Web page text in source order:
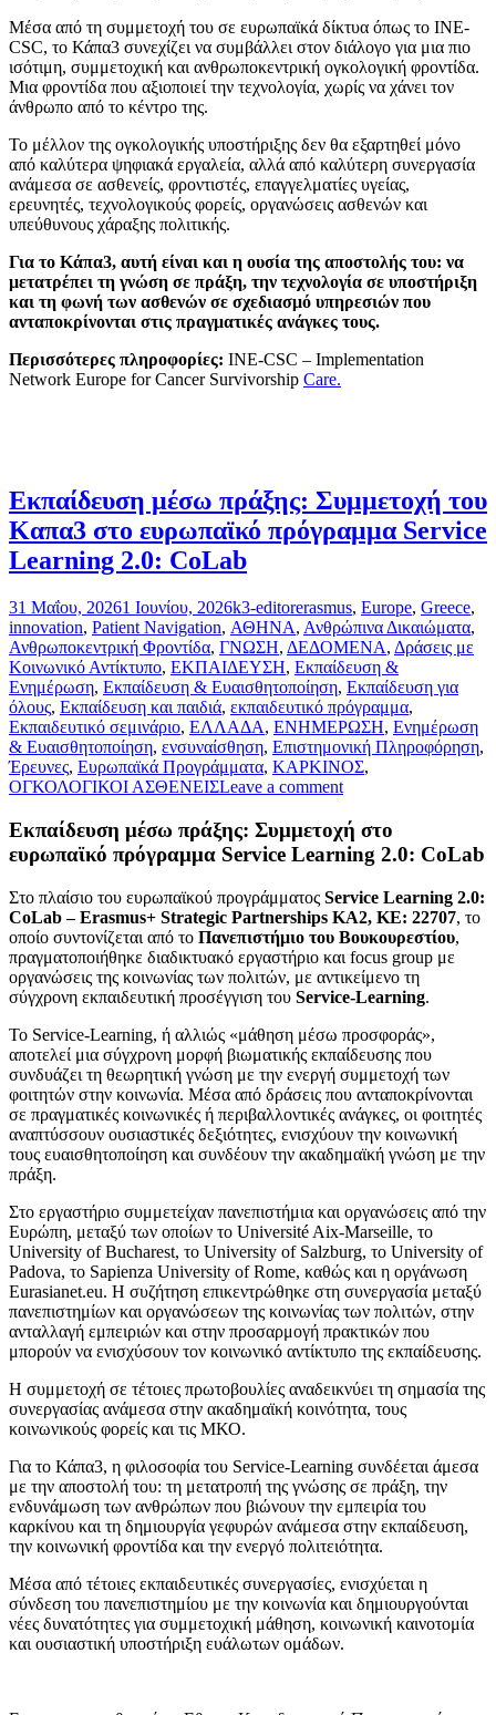
Μέσα από τη συμμετοχή του σε ευρωπαϊκά δίκτυα όπως το INE-
CSC, το Κάπα3 συνεχίζει να συμβάλλει στον διάλογο για μια πιο
ισότιμη, συμμετοχική και ανθρωποκεντρική ογκολογική φροντίδα.
Μια φροντίδα που αξιοποιεί την τεχνολογία, χωρίς να χάνει τον
άνθρωπο από το κέντρο της.
Το μέλλον της ογκολογικής υποστήριξης δεν θα εξαρτηθεί μόνο
από καλύτερα ψηφιακά εργαλεία, αλλά από καλύτερη συνεργασία
ανάμεσα σε ασθενείς, φροντιστές, επαγγελματίες υγείας,
ερευνητές, τεχνολογικούς φορείς, οργανώσεις ασθενών και
υπεύθυνους χάραξης πολιτικής.
Για το Κάπα3, αυτή είναι και η ουσία της αποστολής του: να
μετατρέπει τη γνώση σε πράξη, την τεχνολογία σε υποστήριξη
και τη φωνή των ασθενών σε σχεδιασμό υπηρεσιών που
ανταποκρίνονται στις πραγματικές ανάγκες τους.
Περισσότερες πληροφορίες: INE-CSC – Implementation
Network Europe for Cancer Survivorship Care.
Εκπαίδευση μέσω πράξης: Συμμετοχή του
Καπα3 στο ευρωπαϊκό πρόγραμμα Service
Learning 2.0: CoLab
31 Μαΐου, 20261 Ιουνίου, 2026k3-editorerasmus, Europe, Greece,
innovation, Patient Navigation, ΑΘΗΝΑ, Ανθρώπινα Δικαιώματα,
Ανθρωποκεντρική Φροντίδα, ΓΝΩΣΗ, ΔΕΔΟΜΕΝΑ, Δράσεις με
Κοινωνικό Αντίκτυπο, ΕΚΠΑΙΔΕΥΣΗ, Εκπαίδευση &
Ενημέρωση, Εκπαίδευση & Ευαισθητοποίηση, Εκπαίδευση για
όλους, Εκπαίδευση και παιδιά, εκπαιδευτικό πρόγραμμα,
Εκπαιδευτικό σεμινάριο, ΕΛΛΑΔΑ, ΕΝΗΜΕΡΩΣΗ, Ενημέρωση
& Ευαισθητοποίηση, ενσυναίσθηση, Επιστημονική Πληροφόρηση,
Έρευνες, Ευρωπαϊκά Προγράμματα, ΚΑΡΚΙΝΟΣ,
ΟΓΚΟΛΟΓΙΚΟΙ ΑΣΘΕΝΕΙΣLeave a comment
Εκπαίδευση μέσω πράξης: Συμμετοχή στο
ευρωπαϊκό πρόγραμμα Service Learning 2.0: CoLab
Στο πλαίσιο του ευρωπαϊκού προγράμματος Service Learning 2.0:
CoLab – Erasmus+ Strategic Partnerships KA2, ΚΕ: 22707, το
οποίο συντονίζεται από το Πανεπιστήμιο του Βουκουρεστίου,
πραγματοποιήθηκε διαδικτυακό εργαστήριο και focus group με
οργανώσεις της κοινωνίας των πολιτών, με αντικείμενο τη
σύγχρονη εκπαιδευτική προσέγγιση του Service-Learning.
Το Service-Learning, ή αλλιώς «μάθηση μέσω προσφοράς»,
αποτελεί μια σύγχρονη μορφή βιωματικής εκπαίδευσης που
συνδυάζει τη θεωρητική γνώση με την ενεργή συμμετοχή των
φοιτητών στην κοινωνία. Μέσα από δράσεις που ανταποκρίνονται
σε πραγματικές κοινωνικές ή περιβαλλοντικές ανάγκες, οι φοιτητές
αναπτύσσουν ουσιαστικές δεξιότητες, ενισχύουν την κοινωνική
τους ευαισθητοποίηση και συνδέουν την ακαδημαϊκή γνώση με την
πράξη.
Στο εργαστήριο συμμετείχαν πανεπιστήμια και οργανώσεις από την
Ευρώπη, μεταξύ των οποίων το Université Aix-Marseille, το
University of Bucharest, το University of Salzburg, το University of
Padova, το Sapienza University of Rome, καθώς και η οργάνωση
Eurasianet.eu. Η συζήτηση επικεντρώθηκε στη συνεργασία μεταξύ
πανεπιστημίων και οργανώσεων της κοινωνίας των πολιτών, στην
ανταλλαγή εμπειριών και στην προσαρμογή πρακτικών που
μπορούν να ενισχύσουν τον κοινωνικό αντίκτυπο της εκπαίδευσης.
Η συμμετοχή σε τέτοιες πρωτοβουλίες αναδεικνύει τη σημασία της
συνεργασίας ανάμεσα στην ακαδημαϊκή κοινότητα, τους
κοινωνικούς φορείς και τις ΜΚΟ.
Για το Κάπα3, η φιλοσοφία του Service-Learning συνδέεται άμεσα
με την αποστολή του: τη μετατροπή της γνώσης σε πράξη, την
ενδυνάμωση των ανθρώπων που βιώνουν την εμπειρία του
καρκίνου και τη δημιουργία γεφυρών ανάμεσα στην εκπαίδευση,
την κοινωνική φροντίδα και την ενεργό πολιτειότητα.
Μέσα από τέτοιες εκπαιδευτικές συνεργασίες, ενισχύεται η
σύνδεση του πανεπιστημίου με την κοινωνία και δημιουργούνται
νέες δυνατότητες για συμμετοχική μάθηση, κοινωνική καινοτομία
και ουσιαστική υποστήριξη ευάλωτων ομάδων.